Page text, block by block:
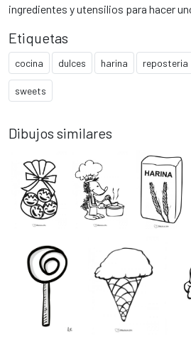
ingredientes y utensilios para hacer
Etiquetas
cocina dulces harina reposteria
sweets
Dibujos similares